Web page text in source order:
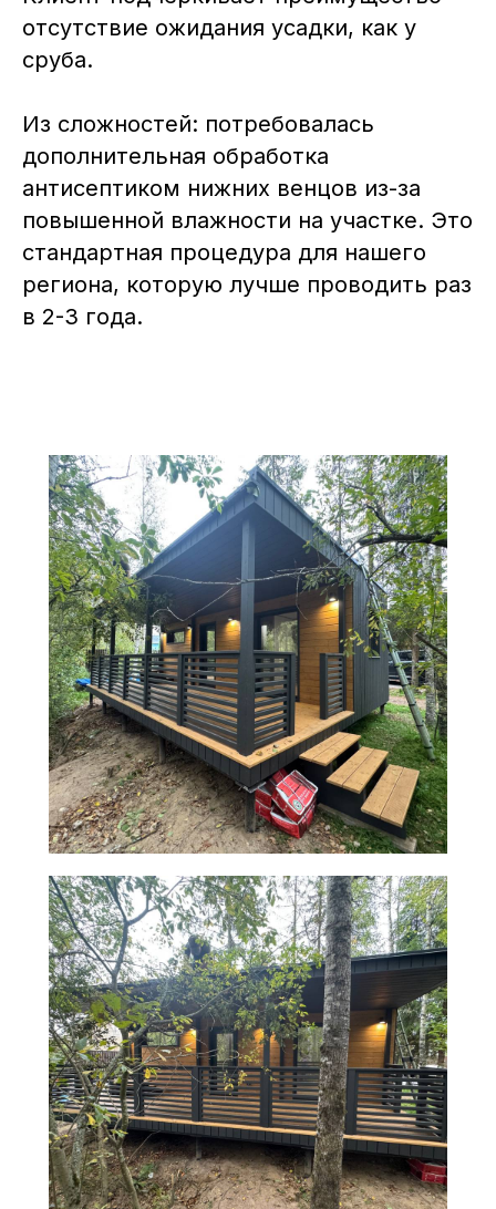
отсутствие ожидания усадки, как у
сруба.
Из сложностей: потребовалась
дополнительная обработка
антисептиком нижних венцов из-за
повышенной влажности на участке. Это
стандартная процедура для нашего
региона, которую лучше проводить раз
в 2-3 года.